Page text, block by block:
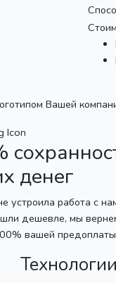
Вашей
денег
устроила работа с
дешевле, мы
вашей
Технологии